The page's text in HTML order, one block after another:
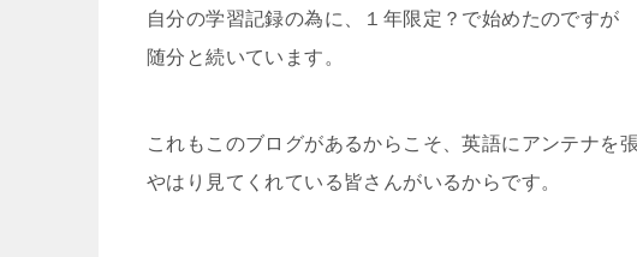
自分の学習記録の為に、１年限定？で始めたのですが
随分と続いています。
これもこのブログがあるからこそ、英語にアンテナを
やはり見てくれている皆さんがいるからです。